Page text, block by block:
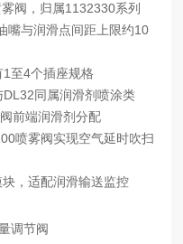
阀，归属1132330系列
嘴与润滑点间距上限约10
至4个插座规格
同属润滑剂喷涂类
前端润滑剂分配
喷雾阀实现空气延时吹扫
，适配润滑输送监控
调节阀